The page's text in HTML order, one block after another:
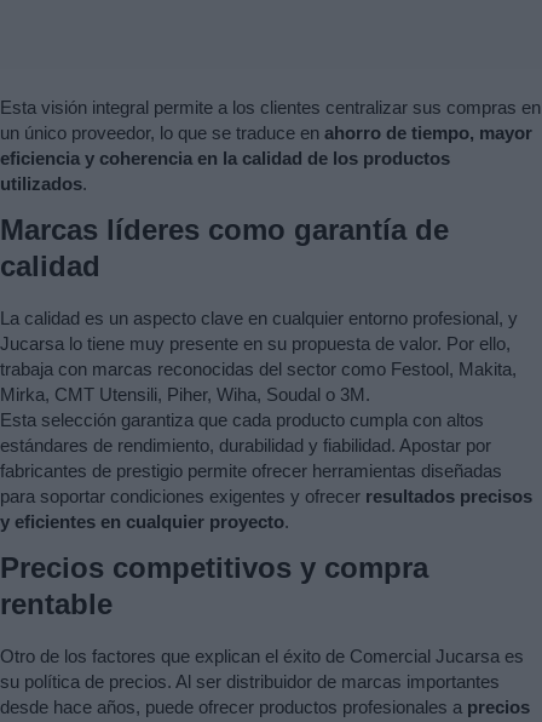
Esta visión integral permite a los clientes centralizar sus compras en
un único proveedor, lo que se traduce en ahorro de tiempo, mayor
eficiencia y coherencia en la calidad de los productos
utilizados.
Marcas líderes como garantía de
calidad
La calidad es un aspecto clave en cualquier entorno profesional, y
Jucarsa lo tiene muy presente en su propuesta de valor. Por ello,
trabaja con marcas reconocidas del sector como Festool, Makita,
Mirka, CMT Utensili, Piher, Wiha, Soudal o 3M.
Esta selección garantiza que cada producto cumpla con altos
estándares de rendimiento, durabilidad y fiabilidad. Apostar por
fabricantes de prestigio permite ofrecer herramientas diseñadas
para soportar condiciones exigentes y ofrecer resultados precisos
y eficientes en cualquier proyecto.
Precios competitivos y compra
rentable
Otro de los factores que explican el éxito de Comercial Jucarsa es
su política de precios. Al ser distribuidor de marcas importantes
desde hace años, puede ofrecer productos profesionales a precios